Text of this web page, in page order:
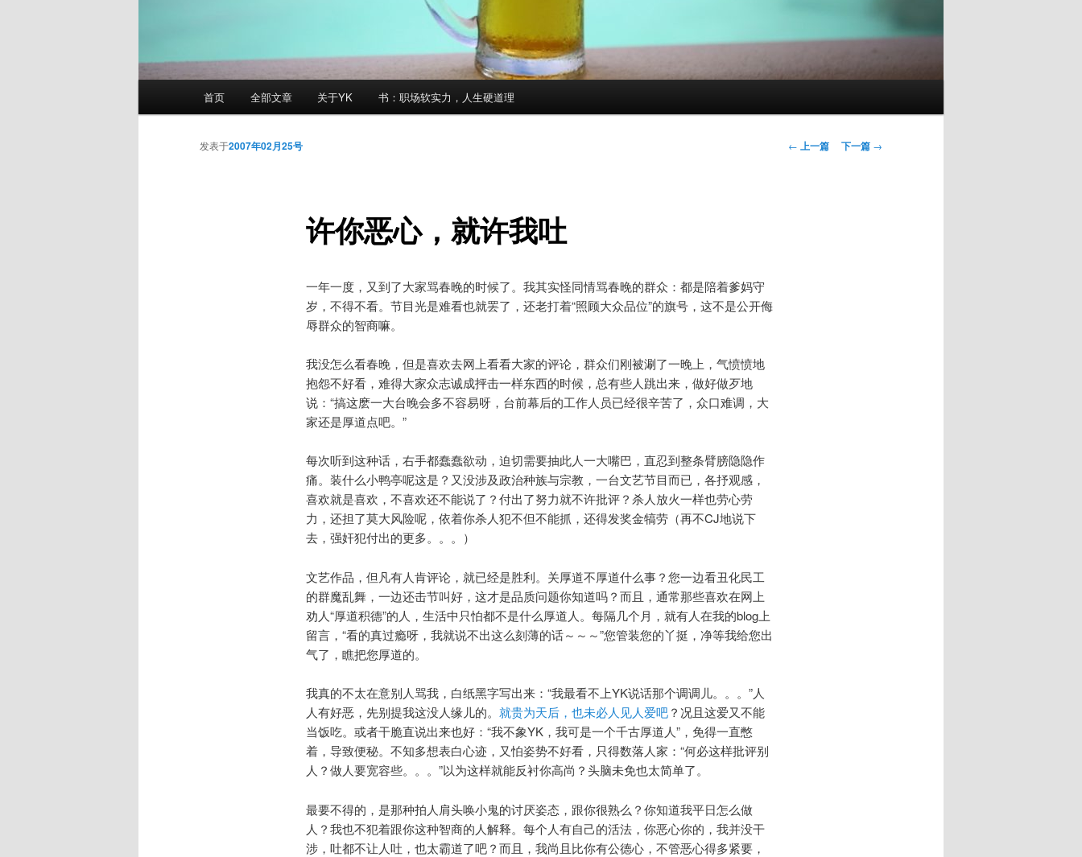
首页 全部文章 关于YK 书：职场软实力，人生硬道理
文
← 上一篇 下一篇 →
许你恶心，就许我吐
发表于2007年02月25号
一年一度，又到了大家骂春晚的时候了。我其实怪同情骂春晚的群众：都是陪着爹妈守
岁，不得不看。节目光是难看也就罢了，还老打着“照顾大众品位”的旗号，这不是公开侮
辱群众的智商嘛。
我没怎么看春晚，但是喜欢去网上看看大家的评论，群众们刚被涮了一晚上，气愤愤地
抱怨不好看，难得大家众志诚成抨击一样东西的时候，总有些人跳出来，做好做歹地
说：“搞这麽一大台晚会多不容易呀，台前幕后的工作人员已经很辛苦了，众口难调，大
家还是厚道点吧。”
每次听到这种话，右手都蠢蠢欲动，迫切需要抽此人一大嘴巴，直忍到整条臂膀隐隐作
痛。装什么小鸭亭呢这是？又没涉及政治种族与宗教，一台文艺节目而已，各抒观感，
喜欢就是喜欢，不喜欢还不能说了？付出了努力就不许批评？杀人放火一样也劳心劳
力，还担了莫大风险呢，依着你杀人犯不但不能抓，还得发奖金犒劳（再不CJ地说下
去，强奸犯付出的更多。。。）
文艺作品，但凡有人肯评论，就已经是胜利。关厚道不厚道什么事？您一边看丑化民工
的群魔乱舞，一边还击节叫好，这才是品质问题你知道吗？而且，通常那些喜欢在网上
劝人“厚道积德”的人，生活中只怕都不是什么厚道人。每隔几个月，就有人在我的blog上
留言，“看的真过瘾呀，我就说不出这么刻薄的话～～～”您管装您的丫挺，净等我给您出
气了，瞧把您厚道的。
我真的不太在意别人骂我，白纸黑字写出来：“我最看不上YK说话那个调调儿。。。”人
人有好恶，先别提我这没人缘儿的。 就贵为天后，也未必人见人爱吧？况且这爱又不能
当饭吃。或者干脆直说出来也好：“我不象YK，我可是一个千古厚道人”，免得一直憋
着，导致便秘。不知多想表白心迹，又怕姿势不好看，只得数落人家：“何必这样批评别
人？做人要宽容些。。。”以为这样就能反衬你高尚？头脑未免也太简单了。
最要不得的，是那种拍人肩头唤小鬼的讨厌姿态，跟你很熟么？你知道我平日怎么做
人？我也不犯着跟你这种智商的人解释。每个人有自己的活法，你恶心你的，我并没干
涉，吐都不让人吐，也太霸道了吧？而且，我尚且比你有公德心，不管恶心得多紧要，